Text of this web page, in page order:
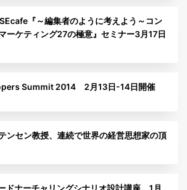
『～編集者のように考えよう～コン
ーケティング27の極意』セミナー3月17日
Summit 2014 2月13日-14日開催
ンセン教授、連続で世界の経営思想家の頂
ドナーチャリングシナリオ設計講座 1月